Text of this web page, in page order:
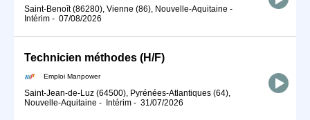
Saint-Benoît (86280), Vienne (86), Nouvelle-Aquitaine -
Intérim - 07/08/2026
Technicien méthodes (H/F)
Emploi Manpower
Saint-Jean-de-Luz (64500), Pyrénées-Atlantiques (64),
Nouvelle-Aquitaine - Intérim - 31/07/2026